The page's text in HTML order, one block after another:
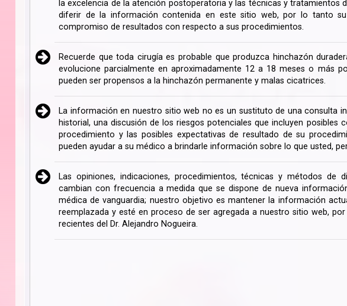
la excelencia de la atención postoperatoria y las técnicas y
diferir de la información contenida en este sitio web, por lo tanto
compromiso de resultados con respecto a sus procedimientos.
Recuerde que toda cirugía es probable que produzca hinchazón
evolucione parcialmente en aproximadamente 12 a 18 meses o más
pueden ser propensos a la hinchazón permanente y malas cicatrices.
La información en nuestro sitio web no es un sustituto de una consulta
historial, una discusión de los riesgos potenciales que incluyen
procedimiento y las posibles expectativas de resultado de su
pueden ayudar a su médico a brindarle información sobre lo que usted,
Las opiniones, indicaciones, procedimientos, técnicas y métodos de
cambian con frecuencia a medida que se dispone de nueva
médica de vanguardia; nuestro objetivo es mantener la información
reemplazada y esté en proceso de ser agregada a nuestro sitio web,
recientes del Dr. Alejandro Nogueira.